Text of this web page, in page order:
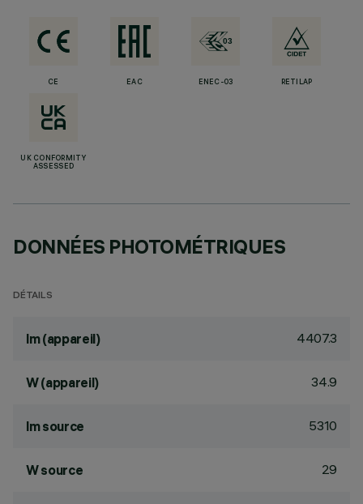
CE EAC ENEC-03 RETILAP
UK CONFORMITY
ASSESSED
DONNÉES PHOTOMÉTRIQUES
DÉTAILS
lm (appareil) 4407.3
W (appareil) 34.9
lm source 5310
W source 29